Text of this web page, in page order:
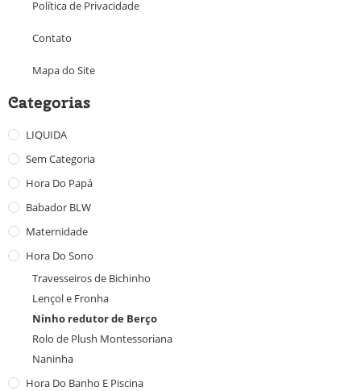
Política de Privacidade
Contato
Mapa do Site
Categorias
LIQUIDA
Sem Categoria
Hora Do Papá
Babador BLW
Maternidade
Hora Do Sono
Travesseiros de Bichinho
Lençol e Fronha
Ninho redutor de Berço
Rolo de Plush Montessoriana
Naninha
Hora Do Banho E Piscina